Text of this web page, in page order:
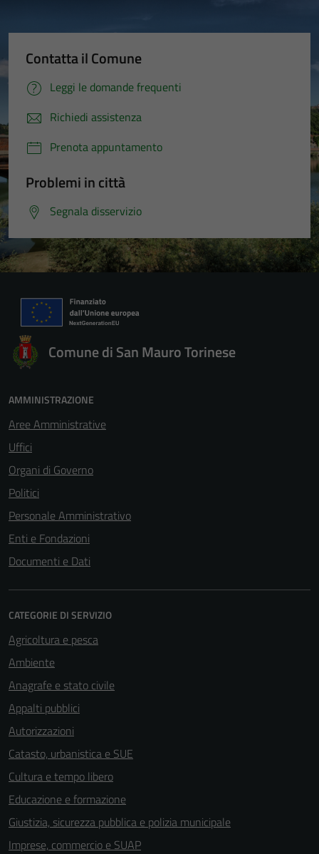
Contatta il Comune
Leggi le domande frequenti
Richiedi assistenza
Prenota appuntamento
Problemi in città
Segnala disservizio
Comune di San Mauro Torinese
AMMINISTRAZIONE
Aree Amministrative
Uffici
Organi di Governo
Politici
Personale Amministrativo
Enti e Fondazioni
Documenti e Dati
CATEGORIE DI SERVIZIO
Agricoltura e pesca
Ambiente
Anagrafe e stato civile
Appalti pubblici
Autorizzazioni
Catasto, urbanistica e SUE
Cultura e tempo libero
Educazione e formazione
Giustizia, sicurezza pubblica e polizia municipale
Imprese, commercio e SUAP
del sito e non